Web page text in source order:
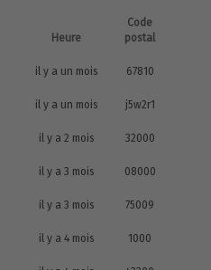
Heure
Code
postal
il y a un mois 67810
il y a un mois j5w2r1
il y a 2 mois 32000
il y a 3 mois 08000
il y a 3 mois 75009
il y a 4 mois 1000